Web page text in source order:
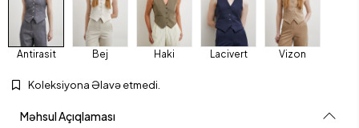
Antirasit Bej Haki Lacivert Vizon
Koleksiyona Əlavə etmedi.
Məhsul Açıqlaması